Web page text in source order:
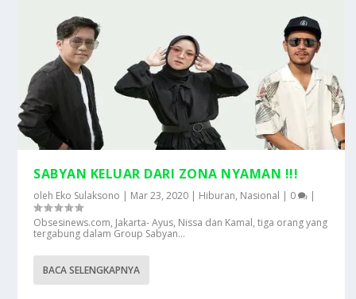
SABYAN KELUAR DARI ZONA NYAMAN !!!
oleh Eko Sulaksono | Mar 23, 2020 | Hiburan, Nasional | 0
|
Obsesinews.com, Jakarta- Ayus, Nissa dan Kamal, tiga orang yang
tergabung dalam Group Sabyan...
BACA SELENGKAPNYA